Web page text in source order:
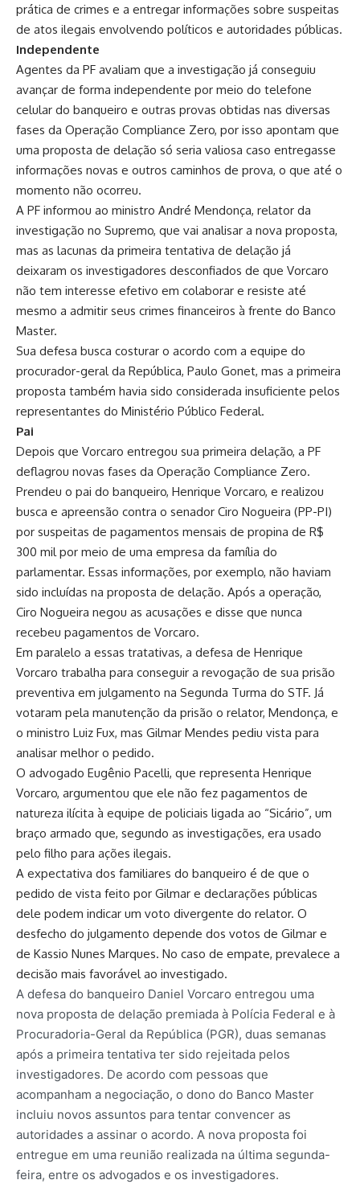
prática de crimes e a entregar informações sobre suspeitas
de atos ilegais envolvendo políticos e autoridades públicas.
Independente
Agentes da PF avaliam que a investigação já conseguiu
avançar de forma independente por meio do telefone
celular do banqueiro e outras provas obtidas nas diversas
fases da Operação Compliance Zero, por isso apontam que
uma proposta de delação só seria valiosa caso entregasse
informações novas e outros caminhos de prova, o que até o
momento não ocorreu.
A PF informou ao ministro André Mendonça, relator da
investigação no Supremo, que vai analisar a nova proposta,
mas as lacunas da primeira tentativa de delação já
deixaram os investigadores desconfiados de que Vorcaro
não tem interesse efetivo em colaborar e resiste até
mesmo a admitir seus crimes financeiros à frente do Banco
Master.
Sua defesa busca costurar o acordo com a equipe do
procurador-geral da República, Paulo Gonet, mas a primeira
proposta também havia sido considerada insuficiente pelos
representantes do Ministério Público Federal.
Pai
Depois que Vorcaro entregou sua primeira delação, a PF
deflagrou novas fases da Operação Compliance Zero.
Prendeu o pai do banqueiro, Henrique Vorcaro, e realizou
busca e apreensão contra o senador Ciro Nogueira (PP-PI)
por suspeitas de pagamentos mensais de propina de R$
300 mil por meio de uma empresa da família do
parlamentar. Essas informações, por exemplo, não haviam
sido incluídas na proposta de delação. Após a operação,
Ciro Nogueira negou as acusações e disse que nunca
recebeu pagamentos de Vorcaro.
Em paralelo a essas tratativas, a defesa de Henrique
Vorcaro trabalha para conseguir a revogação de sua prisão
preventiva em julgamento na Segunda Turma do STF. Já
votaram pela manutenção da prisão o relator, Mendonça, e
o ministro Luiz Fux, mas Gilmar Mendes pediu vista para
analisar melhor o pedido.
O advogado Eugênio Pacelli, que representa Henrique
Vorcaro, argumentou que ele não fez pagamentos de
natureza ilícita à equipe de policiais ligada ao “Sicário”, um
braço armado que, segundo as investigações, era usado
pelo filho para ações ilegais.
A expectativa dos familiares do banqueiro é de que o
pedido de vista feito por Gilmar e declarações públicas
dele podem indicar um voto divergente do relator. O
desfecho do julgamento depende dos votos de Gilmar e
de Kassio Nunes Marques. No caso de empate, prevalece a
decisão mais favorável ao investigado.
A defesa do banqueiro Daniel Vorcaro entregou uma
nova proposta de delação premiada à Polícia Federal e à
Procuradoria-Geral da República (PGR), duas semanas
após a primeira tentativa ter sido rejeitada pelos
investigadores. De acordo com pessoas que
acompanham a negociação, o dono do Banco Master
incluiu novos assuntos para tentar convencer as
autoridades a assinar o acordo. A nova proposta foi
entregue em uma reunião realizada na última segunda-
feira, entre os advogados e os investigadores.